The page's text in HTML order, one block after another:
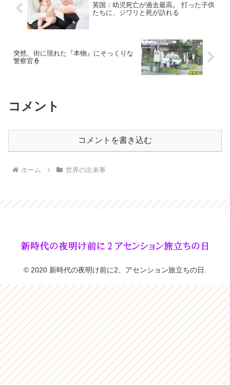
英国：幼児死亡が過去最高。 打った子供
たちに、ジワリと死が訪れる
突然、街に現れた『本物』にそっくりな
警察官👮
コメント
コメントを書き込む
ホーム 世界の出来事
© 2020 新時代の夜明け前に2、アセンション旅立ちの日.